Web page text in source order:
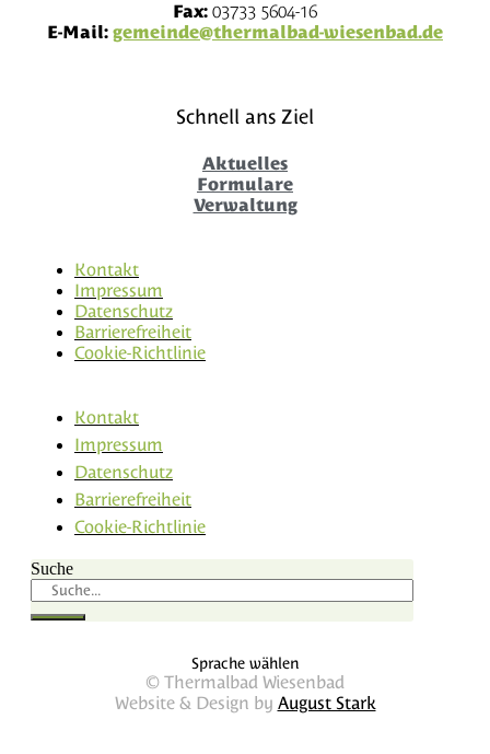
Fax: 03733 5604-16
E-Mail: gemeinde@thermalbad-wiesenbad.de
Schnell ans Ziel
Aktuelles
Formulare
Verwaltung
Kontakt
Impressum
Datenschutz
Barrierefreiheit
Cookie-Richtlinie
Kontakt
Impressum
Datenschutz
Barrierefreiheit
Cookie-Richtlinie
Suche
Sprache wählen
© Thermalbad Wiesenbad
Website & Design by August Stark